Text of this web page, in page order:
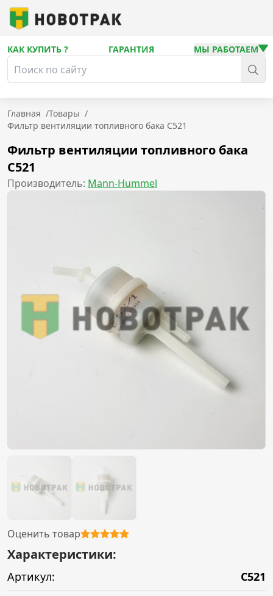
КАК КУПИТЬ ? ГАРАНТИЯ МЫ РАБОТАЕМ
Главная /Товары /
Фильтр вентиляции топливного бака C521
Фильтр вентиляции топливного бака
C521
Производитель: Mann-Hummel
Оценить товар
Характеристики:
Артикул:
C521